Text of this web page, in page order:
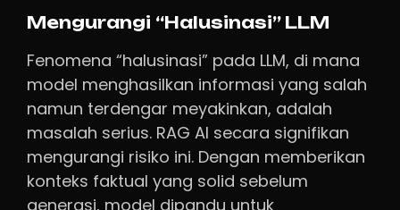
Mengurangi “Halusinasi” LLM
Fenomena “halusinasi” pada LLM, di mana
model menghasilkan informasi yang salah
namun terdengar meyakinkan, adalah
masalah serius. RAG AI secara signifikan
mengurangi risiko ini. Dengan memberikan
konteks faktual yang solid sebelum
generasi, model dipandu untuk